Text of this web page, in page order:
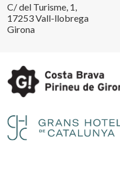
C/ del Turisme, 1,
17253 Vall-llobrega
Girona
Guardar configuració